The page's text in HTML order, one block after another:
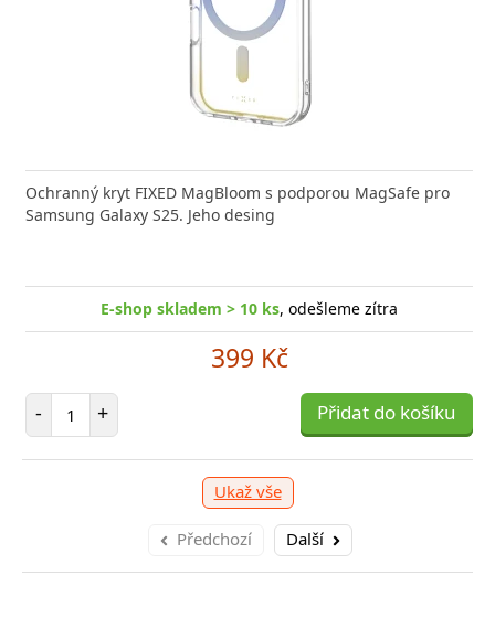
Ochranný kryt FIXED MagBloom s podporou MagSafe pro
Samsung Galaxy S25. Jeho desing
E-shop skladem > 10 ks, odešleme zítra
399 Kč
- Počet položek
+ Přidat do košíku
Ukaž vše
Předchozí Další